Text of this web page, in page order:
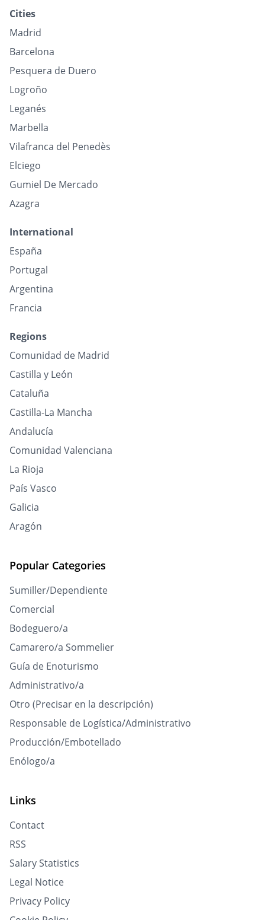
Cities
Madrid
Barcelona
Pesquera de Duero
Logroño
Leganés
Marbella
Vilafranca del Penedès
Elciego
Gumiel De Mercado
Azagra
International
España
Portugal
Argentina
Francia
Regions
Comunidad de Madrid
Castilla y León
Cataluña
Castilla-La Mancha
Andalucía
Comunidad Valenciana
La Rioja
País Vasco
Galicia
Aragón
Popular Categories
Sumiller/Dependiente
Comercial
Bodeguero/a
Camarero/a Sommelier
Guía de Enoturismo
Administrativo/a
Otro (Precisar en la descripción)
Responsable de Logística/Administrativo
Producción/Embotellado
Enólogo/a
Links
Contact
RSS
Salary Statistics
Legal Notice
Privacy Policy